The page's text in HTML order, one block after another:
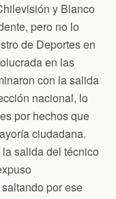
y Blanco
pero no lo
de Deportes en
en las
con la salida
nacional, lo
por hechos que
ciudadana.
salida del técnico
por ese